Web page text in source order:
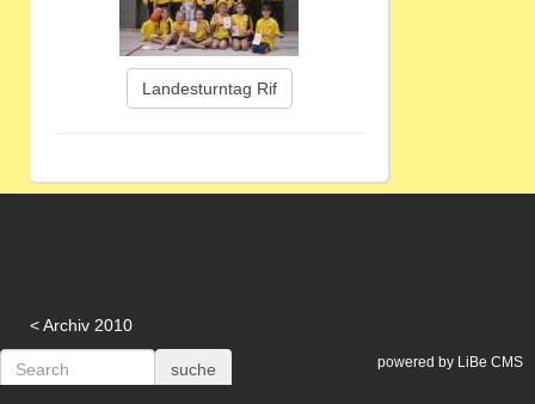
Landesturntag Rif
Archiv 2010
powered by LiBe CMS